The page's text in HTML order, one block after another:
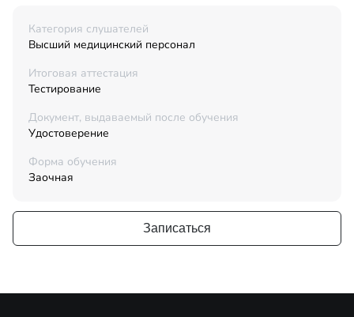
Категория слушателей
Высший медицинский персонал
Итоговая аттестация
Тестирование
Документ, выдаваемый после обучения
Удостоверение
Форма обучения
Заочная
Записаться